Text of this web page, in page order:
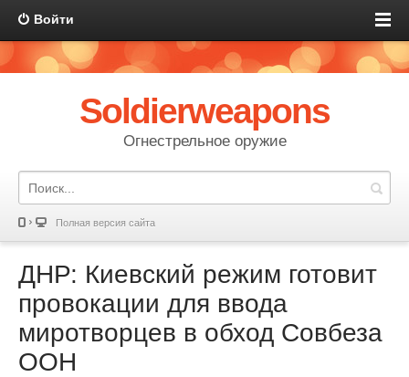
Войти
Soldierweapons
Огнестрельное оружие
Полная версия сайта
ДНР: Киевский режим готовит
провокации для ввода
миротворцев в обход Совбеза
ООН